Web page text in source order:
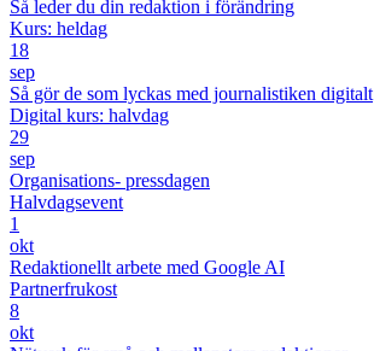
Så leder du din redaktion i förändring
Kurs: heldag
18
sep
Så gör de som lyckas med journalistiken digitalt
Digital kurs: halvdag
29
sep
Organisations- pressdagen
Halvdagsevent
1
okt
Redaktionellt arbete med Google AI
Partnerfrukost
8
okt